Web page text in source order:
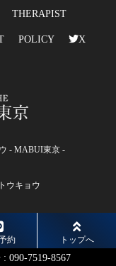
THERAPIST
POLICY X
- MABUI東京 -
ウキョウ
約 トップへ
: 090-7519-8567